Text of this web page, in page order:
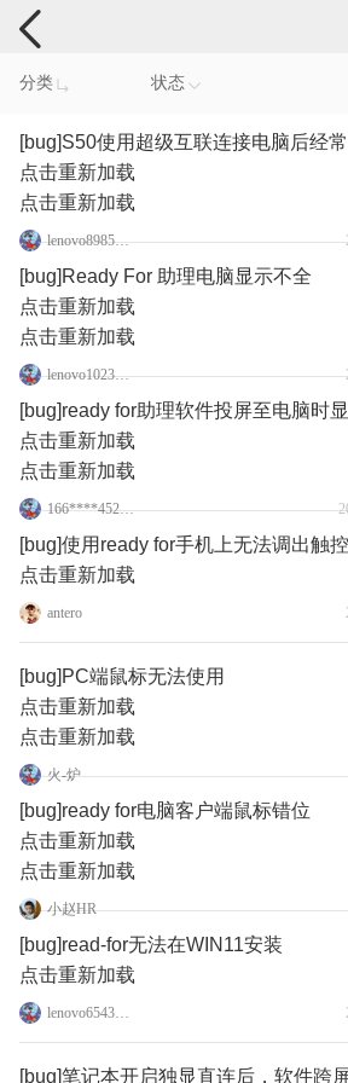
手机反馈
分类 状态
[bug]S50使用超级互联连接电脑后经
点击重新加载
点击重新加载
lenovo89850115
[bug]Ready For 助理电脑显示不全
点击重新加载
点击重新加载
lenovo102354090
[bug]ready for助理软件投屏至电脑时
点击重新加载
点击重新加载
166****4523_3
[bug]使用ready for手机上无法调出触
点击重新加载
antero
[bug]PC端鼠标无法使用
点击重新加载
点击重新加载
火-炉
[bug]ready for电脑客户端鼠标错位
点击重新加载
点击重新加载
小赵HR
[bug]read-for无法在WIN11安装
点击重新加载
lenovo65434918
[bug]笔记本开启独显直连后，软件跨